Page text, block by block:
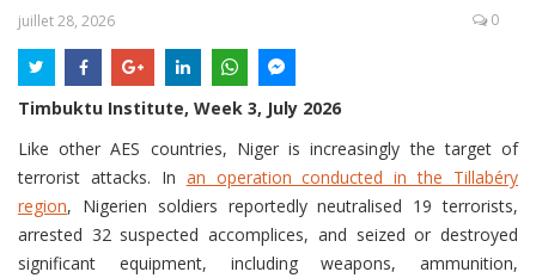
juillet 28, 2026 0
Timbuktu Institute, Week 3, July 2026
Like other AES countries, Niger is increasingly the target of
terrorist attacks. In an operation conducted in the Tillabéry
region, Nigerien soldiers reportedly neutralised 19 terrorists,
arrested 32 suspected accomplices, and seized or destroyed
significant equipment, including weapons, ammunition,